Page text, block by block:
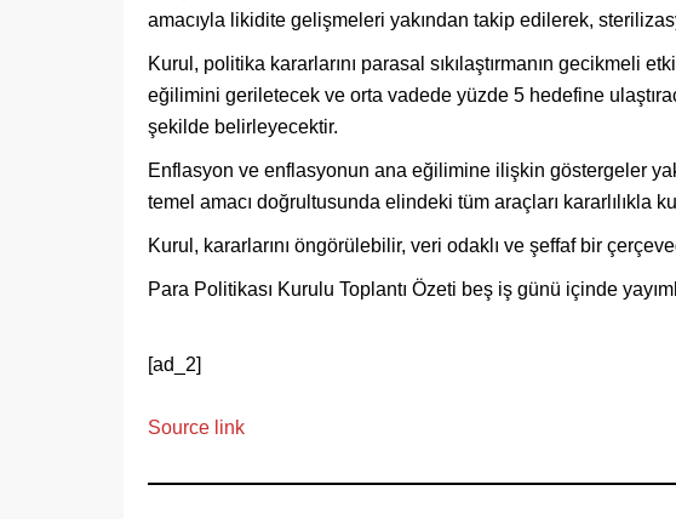
amacıyla likidite gelişmeleri yakından takip edilerek,
Kurul, politika kararlarını parasal sıkılaştırmanın gecikmeli
eğilimini geriletecek ve orta vadede yüzde 5 hedefine
şekilde belirleyecektir.
Enflasyon ve enflasyonun ana eğilimine ilişkin göstergeler
temel amacı doğrultusunda elindeki tüm araçları kararlılıkla
Kurul, kararlarını öngörülebilir, veri odaklı ve şeffaf bir
Para Politikası Kurulu Toplantı Özeti beş iş günü içinde
[ad_2]
Source link